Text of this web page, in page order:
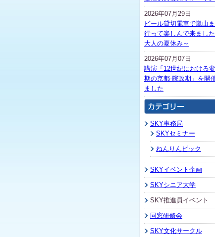
2026年07月29日
ビール貸切電車で嵐山
行って楽しんで来まし
大人の夏休み～
2026年07月07日
講演「12世紀における
期の京都-院政期」を開
ました
SKY事務局
SKYセミナー
ねんりんピック
SKYイベント企画
SKYシニア大学
SKY推進員イベント
同窓研修会
SKY文化サークル